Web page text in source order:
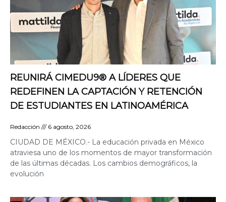
REUNIRÁ CIMEDU9®️ A LÍDERES QUE
REDEFINEN LA CAPTACIÓN Y RETENCIÓN
DE ESTUDIANTES EN LATINOAMÉRICA
Redacción 6 agosto, 2026
CIUDAD DE MÉXICO.- La educación privada en México
atraviesa uno de los momentos de mayor transformación
de las últimas décadas. Los cambios demográficos, la
evolución